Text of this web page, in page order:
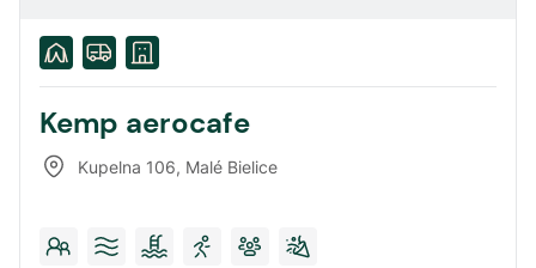
Kemp aerocafe
Kupelna 106, Malé Bielice